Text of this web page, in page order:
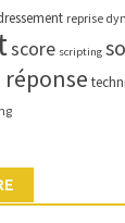
reprise
score scripting